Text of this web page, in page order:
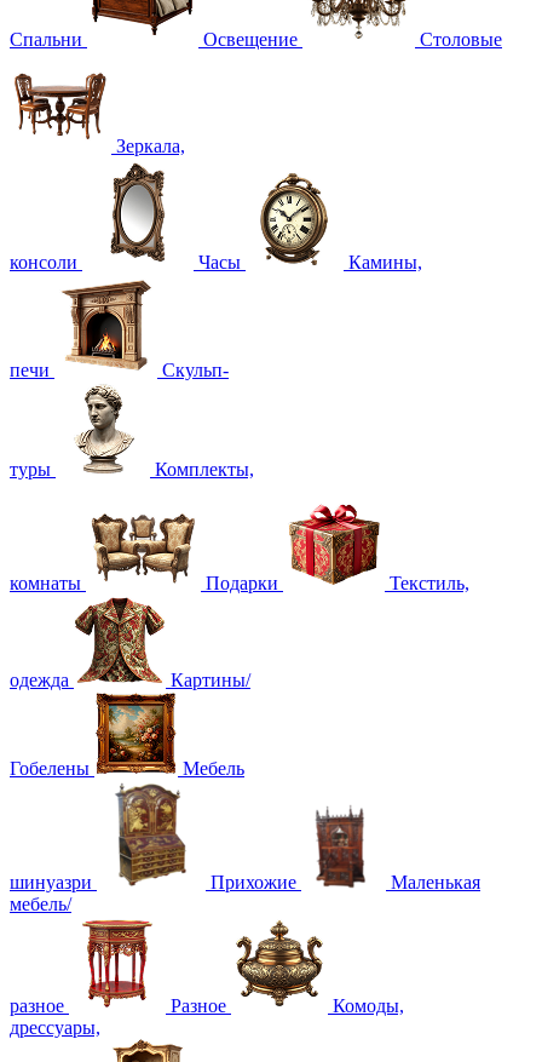
Спальни Освещение Столовые
Зеркала,
консоли Часы Камины,
печи Скульп-
туры Комплекты,
комнаты Подарки Текстиль,
одежда Картины/
Гобелены Мебель
шинуазри Прихожие
Маленькая
мебель/
разное Разное
Комоды,
дрессуары,